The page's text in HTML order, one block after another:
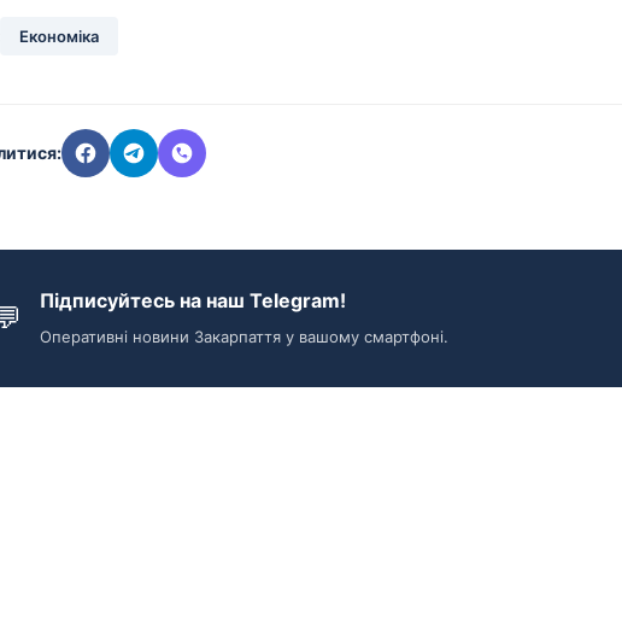
Економіка
Підписуйтесь на наш Telegram!
Оперативні новини Закарпаття у вашому смартфоні.